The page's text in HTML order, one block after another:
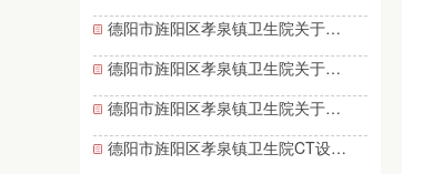
德阳市旌阳区孝泉镇卫生院关于…
德阳市旌阳区孝泉镇卫生院关于…
德阳市旌阳区孝泉镇卫生院关于…
德阳市旌阳区孝泉镇卫生院CT设…